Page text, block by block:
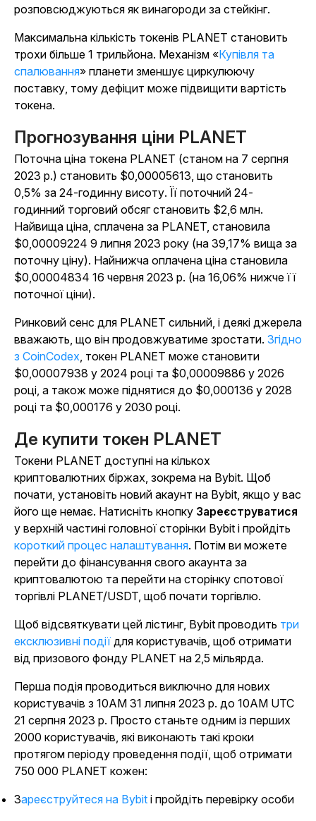
розповсюджуються як винагороди за стейкінг.
Максимальна кількість токенів PLANET становить
трохи більше 1 трильйона. Механізм «Купівля та
спалювання» планети зменшує циркулюючу
поставку, тому дефіцит може підвищити вартість
токена.
Прогнозування ціни PLANET
Поточна ціна токена PLANET (станом на 7 серпня
2023 р.) становить $0,00005613, що становить
0,5% за 24-годинну висоту. Її поточний 24-
годинний торговий обсяг становить $2,6 млн.
Найвища ціна, сплачена за PLANET, становила
$0,00009224 9 липня 2023 року (на 39,17% вища за
поточну ціну). Найнижча оплачена ціна становила
$0,00004834 16 червня 2023 р. (на 16,06% нижче її
поточної ціни).
Ринковий сенс для PLANET сильний, і деякі джерела
вважають, що він продовжуватиме зростати. Згідно
з CoinCodex, токен PLANET може становити
$0,00007938 у 2024 році та $0,00009886 у 2026
році, а також може піднятися до $0,000136 у 2028
році та $0,000176 у 2030 році.
Де купити токен PLANET
Токени PLANET доступні на кількох
криптовалютних біржах, зокрема на Bybit. Щоб
почати, установіть новий акаунт на Bybit, якщо у вас
його ще немає. Натисніть кнопку Зареєструватися
у верхній частині головної сторінки Bybit і пройдіть
короткий процес налаштування. Потім ви можете
перейти до фінансування свого акаунта за
криптовалютою та перейти на сторінку спотової
торгівлі PLANET/USDT, щоб почати торгівлю.
Щоб відсвяткувати цей лістинг, Bybit проводить три
ексклюзивні події для користувачів, щоб отримати
від призового фонду PLANET на 2,5 мільярда.
Перша подія проводиться виключно для нових
користувачів з 10AM 31 липня 2023 р. до 10AM UTC
21 серпня 2023 р. Просто станьте одним із перших
2000 користувачів, які виконають такі кроки
протягом періоду проведення події, щоб отримати
750 000 PLANET кожен:
Зареєструйтеся на Bybit і пройдіть перевірку особи